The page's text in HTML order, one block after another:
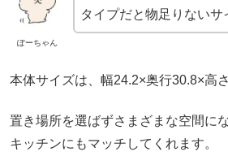
ぽーちゃん
タイプだと物足りないサ
本体サイズは、幅24.2×奥行30.8×高
置き場所を選ばずさまざまな空間に
キッチンにもマッチしてくれます。